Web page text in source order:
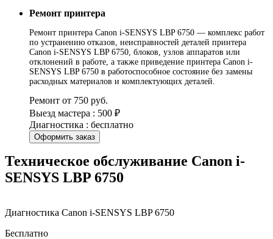
Ремонт принтера
Ремонт принтера Canon i-SENSYS LBP 6750 — комплекс работ
по устранению отказов, неисправностей деталей принтера
Canon i-SENSYS LBP 6750, блоков, узлов аппаратов или
отклонений в работе, а также приведение принтера Canon i-
SENSYS LBP 6750 в работоспособное состояние без замены
расходных материалов и комплектующих деталей.
Ремонт от 750 руб.
Выезд мастера : 500 ₽
Диагностика : бесплатно
Оформить заказ
Техническое обслуживание Canon i-
SENSYS LBP 6750
Диагностика Canon i-SENSYS LBP 6750
Бесплатно